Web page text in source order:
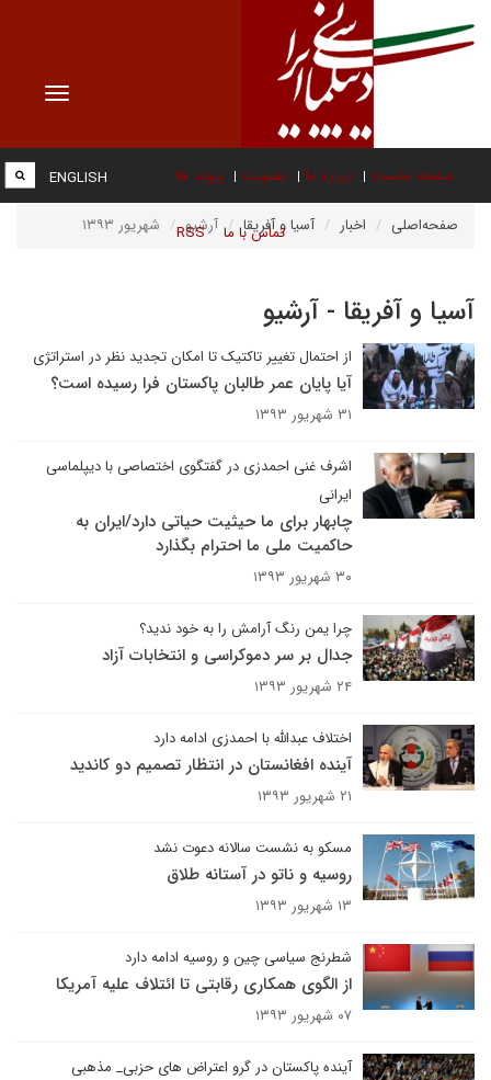
Toggle
صفحه نخست درباره ما عضویت پیوند ها
تماس با ما RSS
ENGLISH
صفحه‌اصلی اخبار آسیا و آفریقا آرشیو شهریور ۱۳۹۳
آسیا و آفریقا - آرشیو
از احتمال تغییر تاکتیک تا امکان تجدید نظر در استراتژی
آیا پایان عمر طالبان پاکستان فرا رسیده است؟
۳۱ شهریور ۱۳۹۳
اشرف غنی احمدزی در گفتگوی اختصاصی با دیپلماسی
ایرانی
چابهار برای ما حیثیت حیاتی دارد/ایران به
حاکمیت ملی ما احترام بگذارد
۳۰ شهریور ۱۳۹۳
چرا یمن رنگ آرامش را به خود ندید؟
جدال بر سر دموکراسی و انتخابات آزاد
۲۴ شهریور ۱۳۹۳
اختلاف عبدالله با احمدزی ادامه دارد
آینده افغانستان در انتظار تصمیم دو کاندید
۲۱ شهریور ۱۳۹۳
مسکو به نشست سالانه دعوت نشد
روسیه و ناتو در آستانه طلاق
۱۳ شهریور ۱۳۹۳
شطرنج سیاسی چین و روسیه ادامه دارد
از الگوی همکاری رقابتی تا ائتلاف علیه آمریکا
۰۷ شهریور ۱۳۹۳
آینده پاکستان در گرو اعتراض های حزبی_ مذهبی